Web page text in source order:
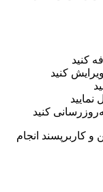
کنید
کنید
کنید
و کاربرپسند انجام